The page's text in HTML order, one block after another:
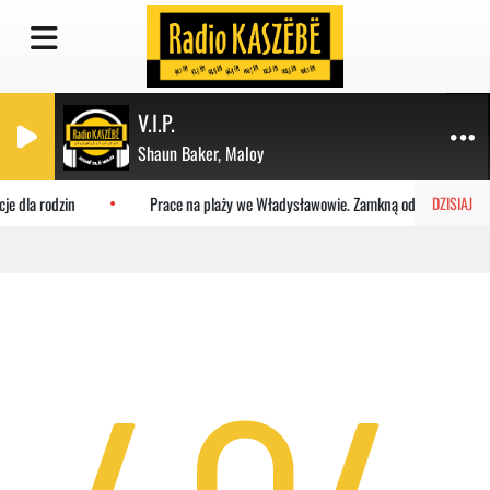
V.I.P.
Shaun Baker, Maloy
DZISIAJ
dla rodzin Prace na plaży we Władysławowie. Zamkną odcinki w